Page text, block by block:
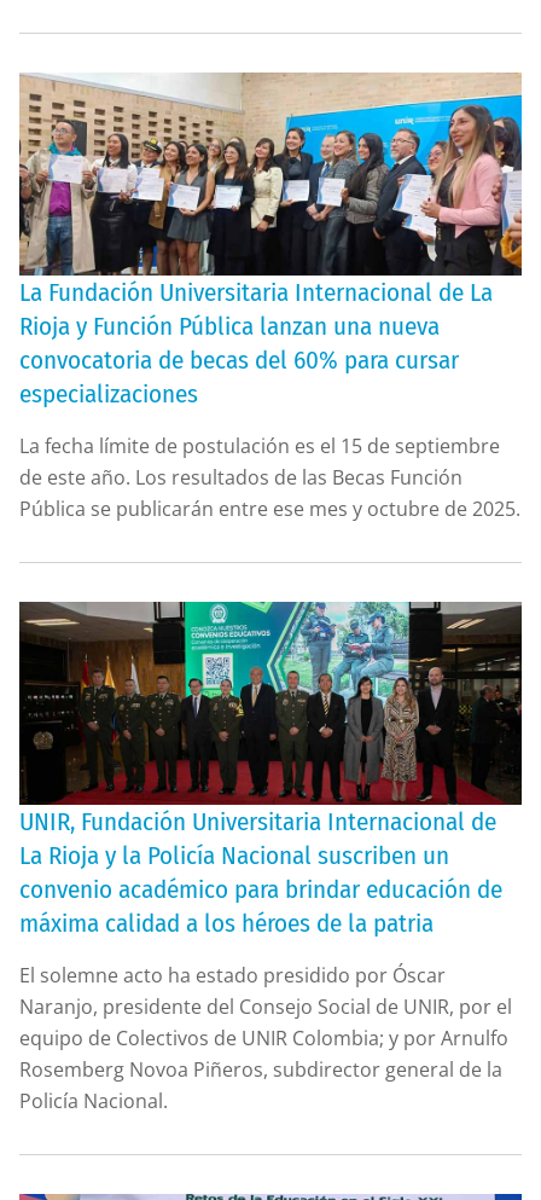
La Fundación Universitaria Internacional de La
Rioja y Función Pública lanzan una nueva
convocatoria de becas del 60% para cursar
especializaciones
La fecha límite de postulación es el 15 de septiembre
de este año. Los resultados de las Becas Función
Pública se publicarán entre ese mes y octubre de 2025.
UNIR, Fundación Universitaria Internacional de
La Rioja y la Policía Nacional suscriben un
convenio académico para brindar educación de
máxima calidad a los héroes de la patria
El solemne acto ha estado presidido por Óscar
Naranjo, presidente del Consejo Social de UNIR, por el
equipo de Colectivos de UNIR Colombia; y por Arnulfo
Rosemberg Novoa Piñeros, subdirector general de la
Policía Nacional.